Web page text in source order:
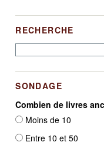
RECHERCHE
SONDAGE
Combien de livres
Moins de 10
Entre 10 et 50